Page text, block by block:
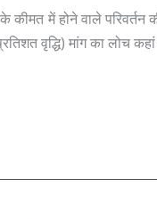
कीमत में होने वाले
वृद्धि) मांग का लोच